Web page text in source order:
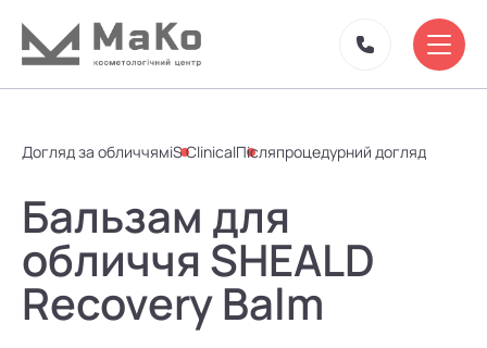
Догляд за обличчямiS ClinicalПісляпроцедурний догляд
Бальзам для
обличчя SHEALD
Recovery Balm